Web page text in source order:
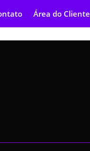
Área do Cliente